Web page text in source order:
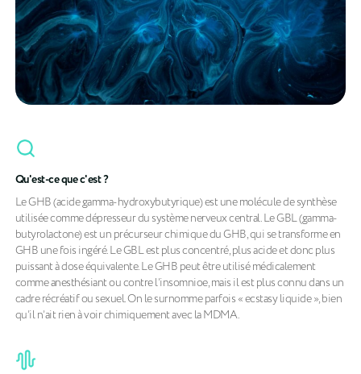
Qu'est-ce que c'est ?
Le GHB (acide gamma-hydroxybutyrique) est une molécule de synthèse
utilisée comme dépresseur du système nerveux central. Le GBL (gamma-
butyrolactone) est un précurseur chimique du GHB, qui se transforme en
GHB une fois ingéré. Le GBL est plus concentré, plus acide et donc plus
puissant à dose équivalente. Le GHB peut être utilisé médicalement
comme anesthésiant ou contre l’insomnioe, mais il est plus connu dans un
cadre récréatif ou sexuel. On le surnomme parfois « ecstasy liquide », bien
qu’il n’ait rien à voir chimiquement avec la MDMA.